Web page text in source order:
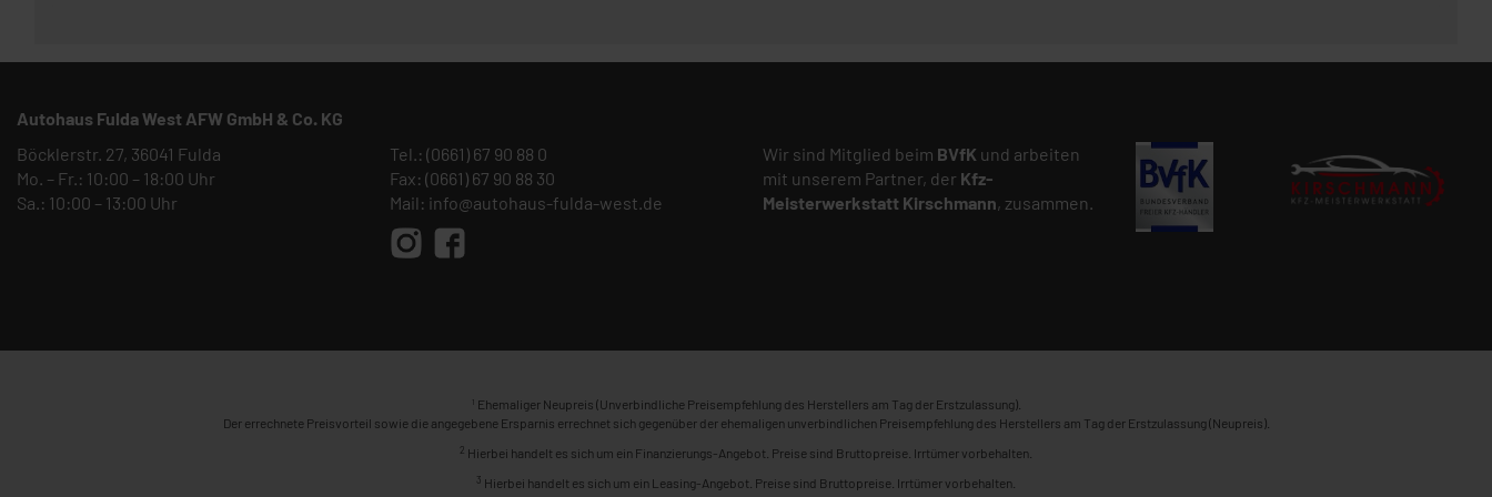
Autohaus Fulda West AFW GmbH & Co. KG
Böcklerstr. 27, 36041 Fulda
Mo. – Fr.: 10:00 – 18:00 Uhr
Sa.: 10:00 – 13:00 Uhr
Tel.: (0661) 67 90 88 0
Fax: (0661) 67 90 88 30
Mail: info@autohaus-fulda-west.de
Wir sind Mitglied beim BVfK und arbeiten
mit unserem Partner, der Kfz-
Meisterwerkstatt Kirschmann, zusammen.
1 Ehemaliger Neupreis (Unverbindliche Preisempfehlung des Herstellers am Tag der Erstzulassung).
Der errechnete Preisvorteil sowie die angegebene Ersparnis errechnet sich gegenüber der ehemaligen unverbindlichen Preisempfehlung des Herstellers am Tag der Erstzulassung (Neupreis).
2 Hierbei handelt es sich um ein Finanzierungs-Angebot. Preise sind Bruttopreise. Irrtümer vorbehalten.
3 Hierbei handelt es sich um ein Leasing-Angebot. Preise sind Bruttopreise. Irrtümer vorbehalten.